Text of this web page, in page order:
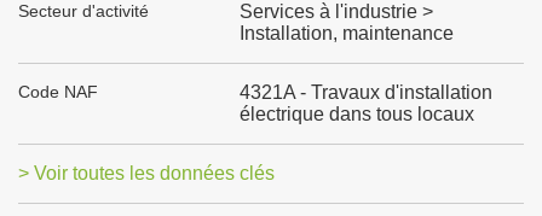
Secteur d'activité
Services à l'industrie >
Installation, maintenance
Code NAF
4321A - Travaux d'installation
électrique dans tous locaux
> Voir toutes les données clés